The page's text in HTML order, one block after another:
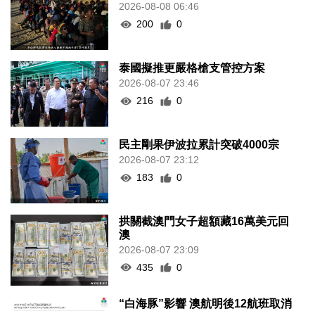
2026-08-08 06:46
200
0
泰國擬推更嚴格槍支管控方案
2026-08-07 23:46
216
0
民主剛果伊波拉累計突破4000宗
2026-08-07 23:12
183
0
拱關截澳門女子超額藏16萬美元回
澳
2026-08-07 23:09
435
0
“白海豚”影響 澳航明後12航班取消